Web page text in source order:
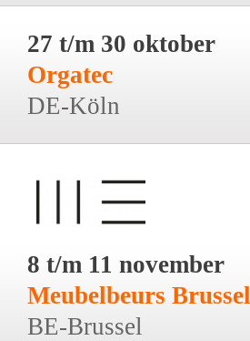
27 t/m 30 oktober
Orgatec
DE-Köln
8 t/m 11 november
Meubelbeurs Brussel
BE-Brussel